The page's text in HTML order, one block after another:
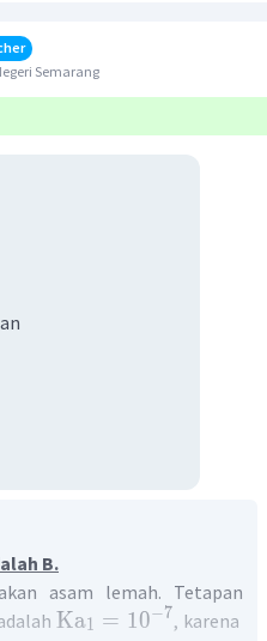
Semarang
B.
asam lemah. Tetapan
Ka1 = 10−7, karena